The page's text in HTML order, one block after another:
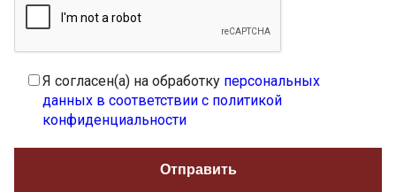
Я согласен(а) на обработку персональных
данных в соответствии с политикой
конфиденциальности